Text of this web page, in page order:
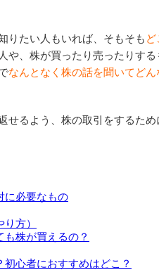
りたい人もいれば、そもそも
や、株が買ったり売ったりす
なんとなく株の話を聞いてど
せるよう、株の取引をするた
に必要なもの
方）
株が買えるの？
心者におすすめはどこ？